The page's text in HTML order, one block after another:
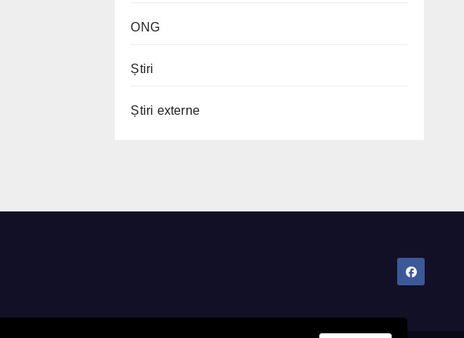
ONG
Știri
Știri externe